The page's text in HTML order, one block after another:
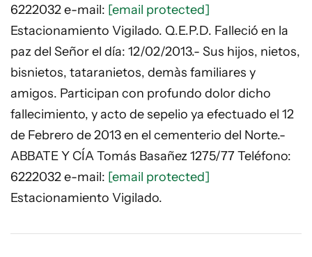
6222032 e-mail: [email protected]
Estacionamiento Vigilado. Q.E.P.D. Falleció en la
paz del Señor el día: 12/02/2013.- Sus hijos, nietos,
bisnietos, tataranietos, demàs familiares y
amigos. Participan con profundo dolor dicho
fallecimiento, y acto de sepelio ya efectuado el 12
de Febrero de 2013 en el cementerio del Norte.-
ABBATE Y CÍA Tomás Basañez 1275/77 Teléfono:
6222032 e-mail: [email protected]
Estacionamiento Vigilado.